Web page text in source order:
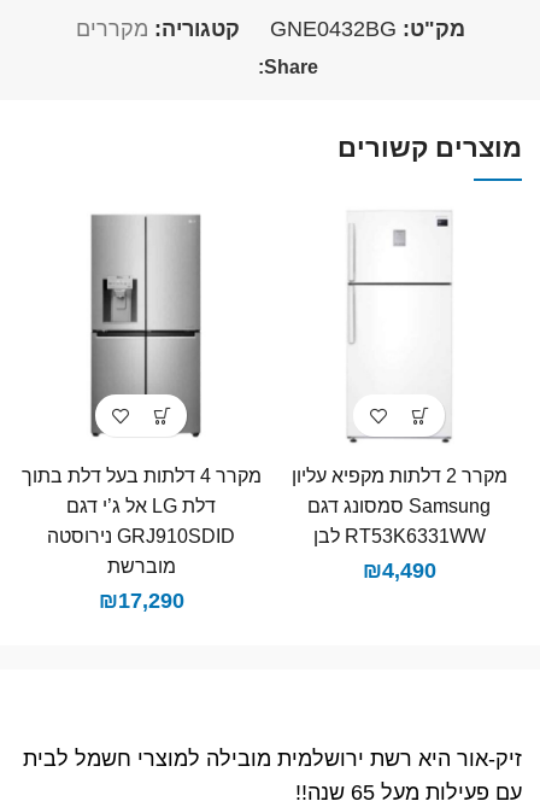
מק"ט: GNE0432BG קטגוריה: מקררים
Share:
מוצרים קשורים
מקרר 2 דלתות מקפיא עליון
Samsung סמסונג דגם
RT53K6331WW לבן
₪4,490
מקרר 4 דלתות בעל דלת בתוך
דלת LG אל ג’י דגם
GRJ910SDID נירוסטה
מוברשת
₪17,290
זיק-אור היא רשת ירושלמית מובילה למוצרי חשמל לבית
עם פעילות מעל 65 שנה!!